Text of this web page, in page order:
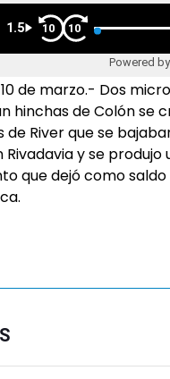
1.5 10 10
Powered
de marzo.- Dos
hinchas de Colón se
de River que se
y se produjo
que dejó como saldo